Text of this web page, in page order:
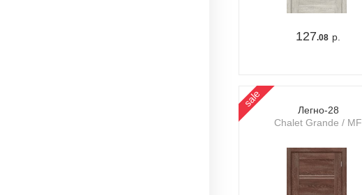
127.08 р.
sale
Легно-28
Chalet Grande / MF